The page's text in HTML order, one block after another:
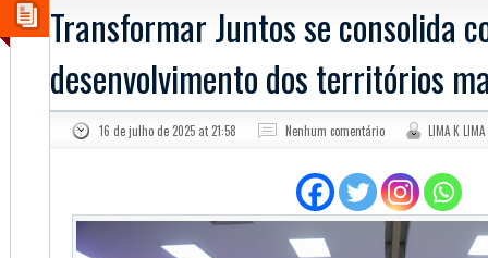
Transformar Juntos se consolida
desenvolvimento dos territórios
16 de julho de 2025 at 21:58 Nenhum comentário LIMA K LIMA